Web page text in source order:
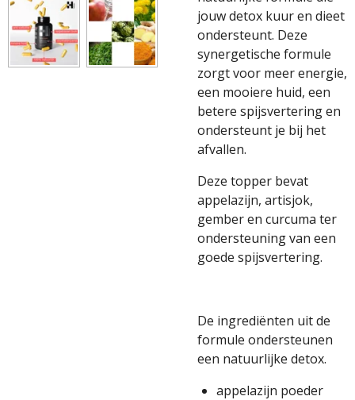
jouw detox kuur en dieet
ondersteunt. Deze
synergetische formule
zorgt voor meer energie,
een mooiere huid, een
betere spijsvertering en
ondersteunt je bij het
afvallen.
Deze topper bevat
appelazijn, artisjok,
gember en curcuma ter
ondersteuning van een
goede spijsvertering.
De ingrediënten uit de
formule ondersteunen
een natuurlijke detox.
appelazijn poeder